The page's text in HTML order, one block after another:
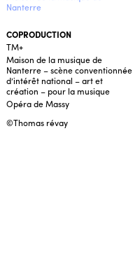
Nanterre
COPRODUCTION
TM+
Maison de la musique de
Nanterre – scène conventionnée
d’intérêt national – art et
création – pour la musique
Opéra de Massy
©Thomas révay